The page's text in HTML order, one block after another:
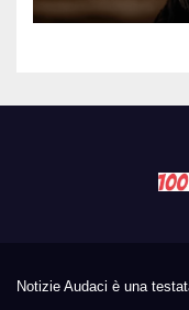
ospedale:
Notizie Audaci è una